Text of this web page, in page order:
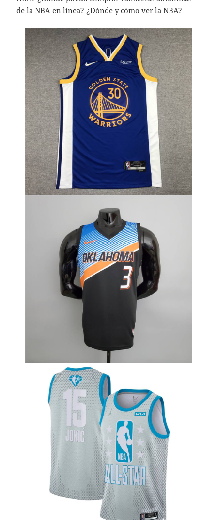
de la NBA en línea? ¿Dónde y cómo ver la NBA?